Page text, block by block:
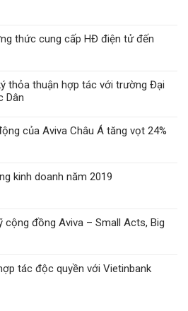
thức cung cấp HĐ điện tử đến
thỏa thuận hợp tác với trường Đại
Dân
của Aviva Châu Á tăng vọt 24%
kinh doanh năm 2019
cộng đồng Aviva – Small Acts, Big
tác độc quyền với Vietinbank